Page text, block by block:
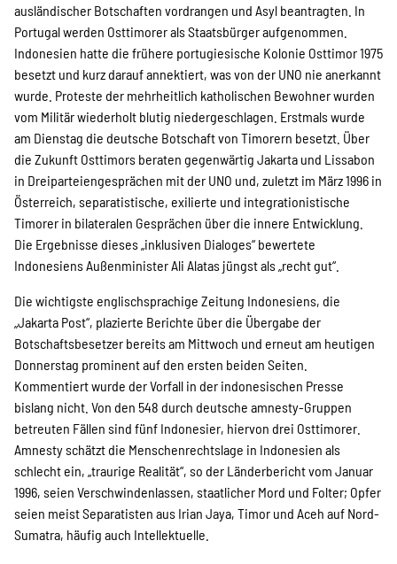
ausländischer Botschaften vordrangen und Asyl beantragten. In
Portugal werden Osttimorer als Staatsbürger aufgenommen.
Indonesien hatte die frühere portugiesische Kolonie Osttimor 1975
besetzt und kurz darauf annektiert, was von der UNO nie anerkannt
wurde. Proteste der mehrheitlich katholischen Bewohner wurden
vom Militär wiederholt blutig niedergeschlagen. Erstmals wurde
am Dienstag die deutsche Botschaft von Timorern besetzt. Über
die Zukunft Osttimors beraten gegenwärtig Jakarta und Lissabon
in Dreiparteiengesprächen mit der UNO und, zuletzt im März 1996 in
Österreich, separatistische, exilierte und integrationistische
Timorer in bilateralen Gesprächen über die innere Entwicklung.
Die Ergebnisse dieses „inklusiven Dialoges“ bewertete
Indonesiens Außenminister Ali Alatas jüngst als „recht gut“.
Die wichtigste englischsprachige Zeitung Indonesiens, die
„Jakarta Post“, plazierte Berichte über die Übergabe der
Botschaftsbesetzer bereits am Mittwoch und erneut am heutigen
Donnerstag prominent auf den ersten beiden Seiten.
Kommentiert wurde der Vorfall in der indonesischen Presse
bislang nicht. Von den 548 durch deutsche amnesty-Gruppen
betreuten Fällen sind fünf Indonesier, hiervon drei Osttimorer.
Amnesty schätzt die Menschenrechtslage in Indonesien als
schlecht ein, „traurige Realität“, so der Länderbericht vom Januar
1996, seien Verschwindenlassen, staatlicher Mord und Folter; Opfer
seien meist Separatisten aus Irian Jaya, Timor und Aceh auf Nord-
Sumatra, häufig auch Intellektuelle.